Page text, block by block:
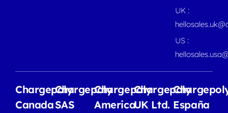
UK :
US :
Chargepoly
Canada
Chargepoly
SAS
Chargepoly
America
Chargepoly
UK Ltd. España